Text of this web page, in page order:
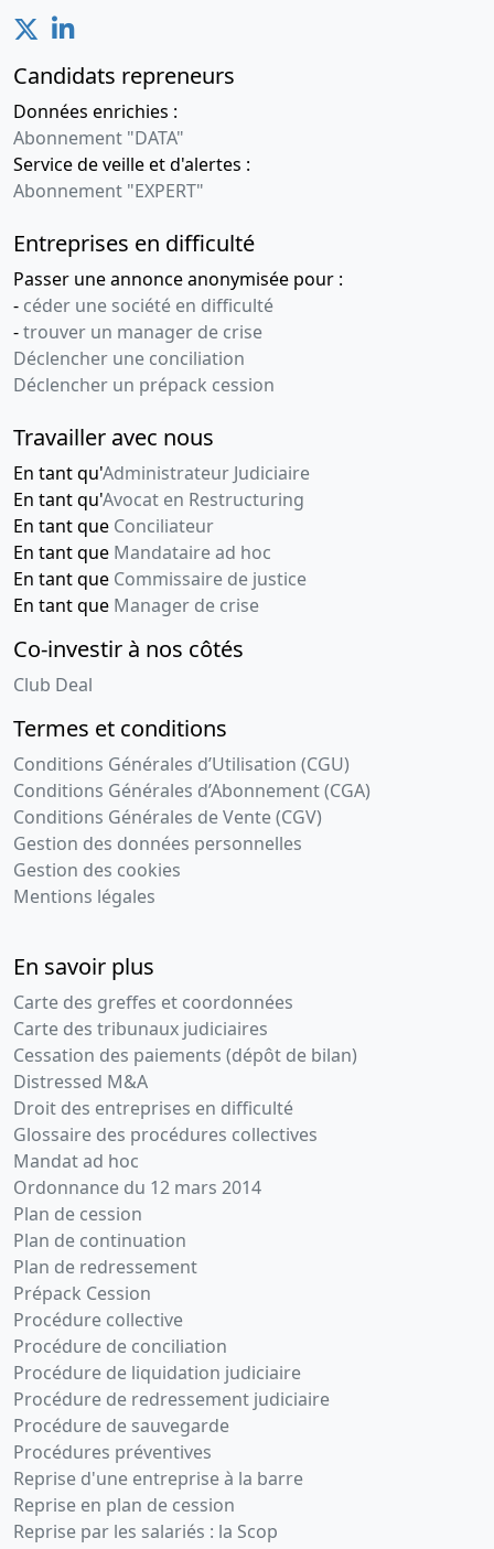
Candidats repreneurs
Données enrichies :
Abonnement "DATA"
Service de veille et d'alertes :
Abonnement "EXPERT"
Entreprises en difficulté
Passer une annonce anonymisée pour :
- céder une société en difficulté
-trouver un manager de crise
Déclencher une conciliation
Déclencher un prépack cession
Travailler avec nous
En tant qu'Administrateur Judiciaire
En tant qu'Avocat en Restructuring
En tant que Conciliateur
En tant que Mandataire ad hoc
En tant que Commissaire de justice
En tant que Manager de crise
Co-investir à nos côtés
Club Deal
Termes et conditions
Conditions Générales d’Utilisation (CGU)
Conditions Générales d’Abonnement (CGA)
Conditions Générales de Vente (CGV)
Gestion des données personnelles
Gestion des cookies
Mentions légales
En savoir plus
Carte des greffes et coordonnées
Carte des tribunaux judiciaires
Cessation des paiements (dépôt de bilan)
Distressed M&A
Droit des entreprises en difficulté
Glossaire des procédures collectives
Mandat ad hoc
Ordonnance du 12 mars 2014
Plan de cession
Plan de continuation
Plan de redressement
Prépack Cession
Procédure collective
Procédure de conciliation
Procédure de liquidation judiciaire
Procédure de redressement judiciaire
Procédure de sauvegarde
Procédures préventives
Reprise d'une entreprise à la barre
Reprise en plan de cession
Reprise par les salariés : la Scop